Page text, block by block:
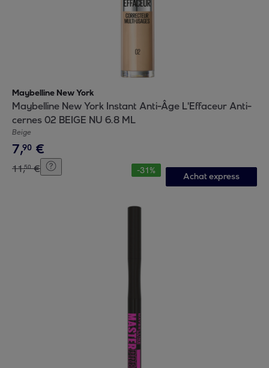
Maybelline New York
Maybelline New York Instant Anti-Âge L'Effaceur Anti-
cernes 02 BEIGE NU 6.8 ML
Beige
7,90 €
11,50 € -31%
Achat express